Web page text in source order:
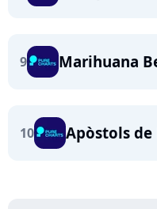
9 Marihuana
10 Apòstols de